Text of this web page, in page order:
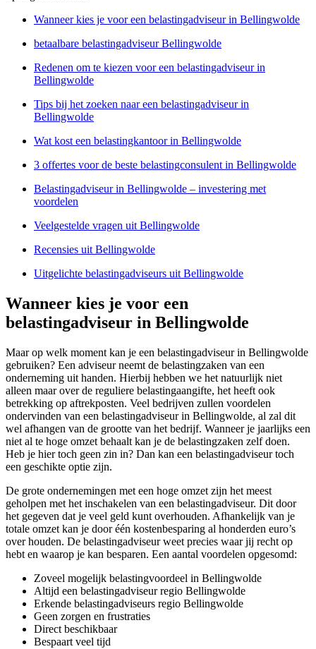
Wanneer kies je voor een belastingadviseur in Bellingwolde
betaalbare belastingadviseur Bellingwolde
Redenen om te kiezen voor een belastingadviseur in
Bellingwolde
Tips bij het zoeken naar een belastingadviseur in
Bellingwolde
Wat kost een belastingkantoor in Bellingwolde
3 offertes voor de beste belastingconsulent in Bellingwolde
Belastingadviseur in Bellingwolde – investering met
voordelen
Veelgestelde vragen uit Bellingwolde
Recensies uit Bellingwolde
Uitgelichte belastingadviseurs uit Bellingwolde
Wanneer kies je voor een
belastingadviseur in Bellingwolde
Maar op welk moment kan je een belastingadviseur in Bellingwolde
gebruiken? Een adviseur neemt de belastingzaken van een
onderneming uit handen. Hierbij hebben we het natuurlijk niet
alleen maar over de reguliere belastingaangifte, het heeft ook
betrekking op aftrekposten. Veel bedrijven zullen voordelen
ondervinden van een belastingadviseur in Bellingwolde, al zal dit
wel afhangen van de grootte van het bedrijf. Wanneer je jaarlijks een
niet al te hoge omzet behaalt kan je de belastingzaken zelf doen.
Heb je hier toch geen zin in? Dan kan een belastingadviseur toch
een geschikte optie zijn.
De grote ondernemingen met een hoge omzet zijn het meest
geholpen met het inschakelen van een belastingadviseur. Dit door
het gegeven dat je veel geld kunt overhouden. Afhankelijk van je
totale omzet kan je door één kostenbesparing al honderden euro’s
over houden. De belastingadviseur weet precies waar jij recht op
hebt en waarop je kan besparen. Een aantal voordelen opgesomd:
Zoveel mogelijk belastingvoordeel in Bellingwolde
Altijd een belastingadviseur regio Bellingwolde
Erkende belastingadviseurs regio Bellingwolde
Geen zorgen en frustraties
Direct beschikbaar
Bespaart veel tijd